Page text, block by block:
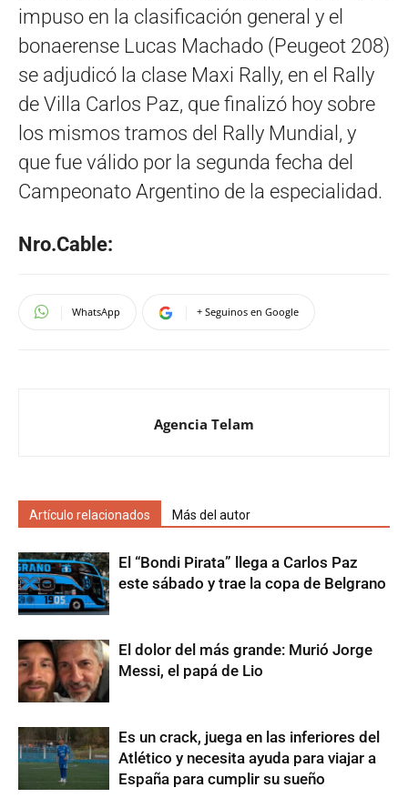
impuso en la clasificación general y el
bonaerense Lucas Machado (Peugeot 208)
se adjudicó la clase Maxi Rally, en el Rally
de Villa Carlos Paz, que finalizó hoy sobre
los mismos tramos del Rally Mundial, y
que fue válido por la segunda fecha del
Campeonato Argentino de la especialidad.
Nro.Cable:
WhatsApp + Seguinos en Google
Agencia Telam
Artículo relacionados Más del autor
El “Bondi Pirata” llega a Carlos Paz
este sábado y trae la copa de Belgrano
El dolor del más grande: Murió Jorge
Messi, el papá de Lio
Es un crack, juega en las inferiores del
Atlético y necesita ayuda para viajar a
España para cumplir su sueño